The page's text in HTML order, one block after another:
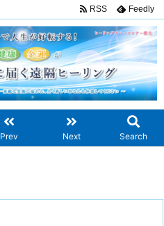
Prev Next Search
RSS Feedly